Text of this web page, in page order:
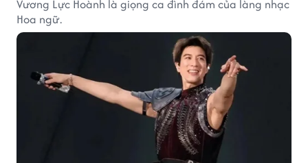
Vương Lực Hoành là giọng ca đình đám của làng nhạc
Hoa ngữ.